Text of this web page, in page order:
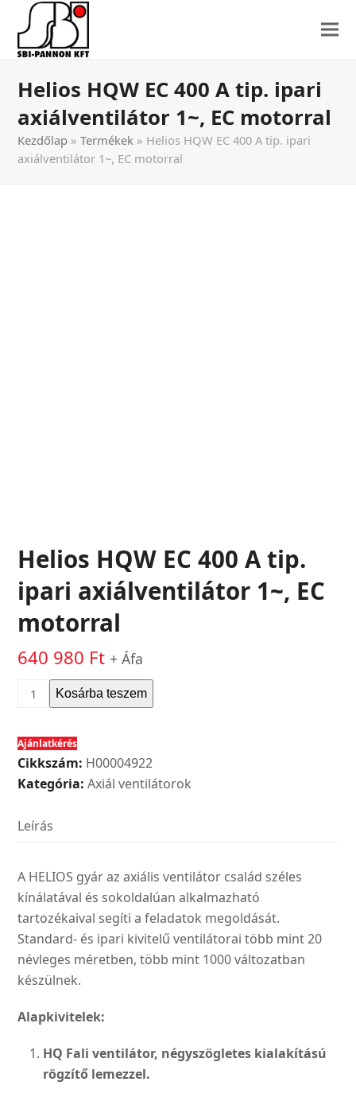
Helios HQW EC 400 A tip. ipari
axiálventilátor 1~, EC motorral
Kezdőlap »Termékek » Helios HQW EC 400 A tip. ipari
axiálventilátor 1~, EC motorral
Helios HQW EC 400 A tip.
ipari axiálventilátor 1~, EC
motorral
640 980 Ft + Áfa
Helios
400
A
tip.
axiálventilátor
EC
motorral
mennyiség
Kosárba teszem
Ajánlatkérés
Cikkszám: H00004922
Kategória: Axiál ventilátorok
Leírás
A HELIOS gyár az axiális ventilátor család széles
kínálatával és sokoldalúan alkalmazható
tartozékaival segíti a feladatok megoldását.
Standard- és ipari kivitelű ventilátorai több mint 20
névleges méretben, több mint 1000 változatban
készülnek.
Alapkivitelek:
HQ Fali ventilátor, négyszögle­tes kialakítású
rögzítő lemezzel.